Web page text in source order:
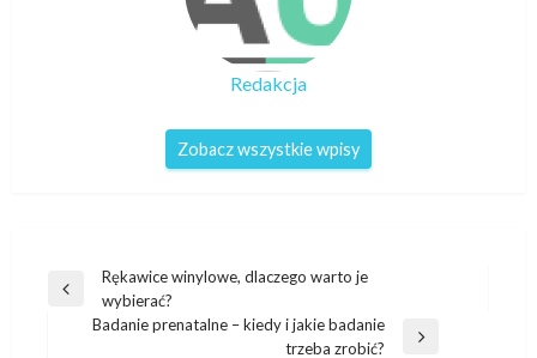
Redakcja
Zobacz wszystkie wpisy
Nawigacja
wpisu
Poprzedni
Rękawice winylowe, dlaczego warto je
wybierać?
Badanie prenatalne – kiedy i jakie badanie
trzeba zrobić?